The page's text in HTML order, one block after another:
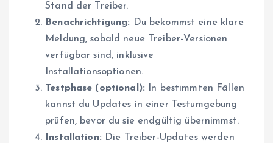
Stand der Treiber.
Benachrichtigung: Du bekommst eine klare
Meldung, sobald neue Treiber-Versionen
verfügbar sind, inklusive
Installationsoptionen.
Testphase (optional): In bestimmten Fällen
kannst du Updates in einer Testumgebung
prüfen, bevor du sie endgültig übernimmst.
Installation: Die Treiber-Updates werden